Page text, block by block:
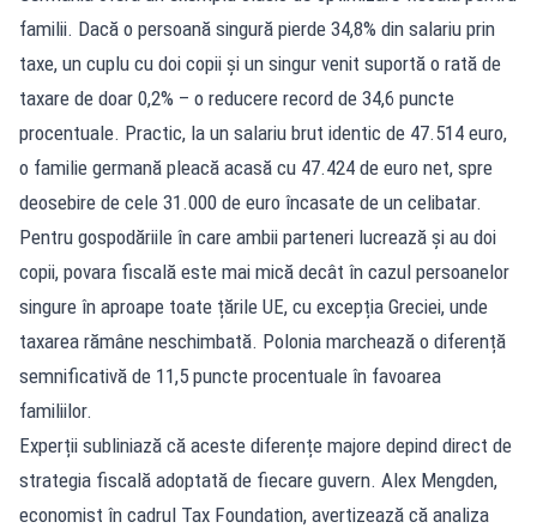
familii. Dacă o persoană singură pierde 34,8% din salariu prin
taxe, un cuplu cu doi copii și un singur venit suportă o rată de
taxare de doar 0,2% – o reducere record de 34,6 puncte
procentuale. Practic, la un salariu brut identic de 47.514 euro,
o familie germană pleacă acasă cu 47.424 de euro net, spre
deosebire de cele 31.000 de euro încasate de un celibatar.
Pentru gospodăriile în care ambii parteneri lucrează și au doi
copii, povara fiscală este mai mică decât în cazul persoanelor
singure în aproape toate țările UE, cu excepția Greciei, unde
taxarea rămâne neschimbată. Polonia marchează o diferență
semnificativă de 11,5 puncte procentuale în favoarea
familiilor.
Experții subliniază că aceste diferențe majore depind direct de
strategia fiscală adoptată de fiecare guvern. Alex Mengden,
economist în cadrul Tax Foundation, avertizează că analiza